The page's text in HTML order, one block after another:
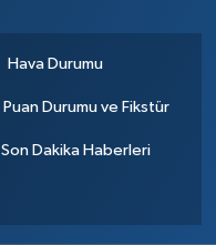
Hava Durumu
Puan Durumu ve Fikstür
Son Dakika Haberleri